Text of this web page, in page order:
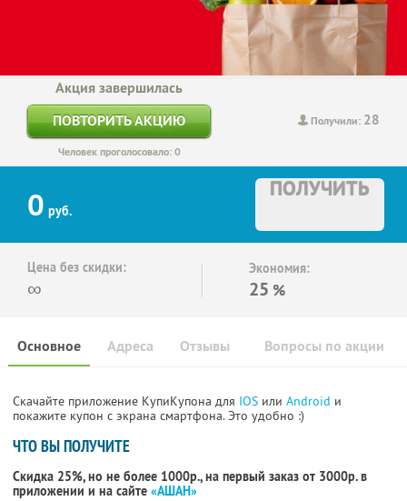
Получили: 28
Акция завершилась
ПОВТОРИТЬ АКЦИЮ
Человек проголосовало: 0
0 руб.
ПОЛУЧИТЬ
Цена без скидки:
∞
Экономия:
25 %
Основное Отзывы Вопросы по акции
Адреса
Скачайте приложение КупиКупона для IOS или Android и
покажите купон с экрана смартфона. Это удобно :)
ЧТО ВЫ ПОЛУЧИТЕ
Скидка 25%, но не более 1000р., на первый заказ от 3000р. в
приложении и на сайте «АШАН»